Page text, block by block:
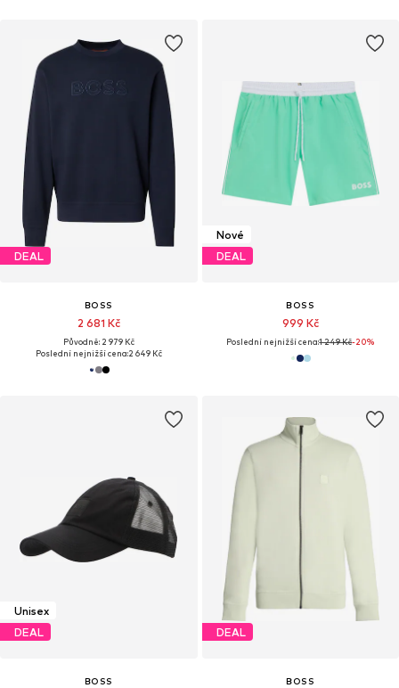
DEAL
BOSS
2 681 Kč
Původně: 2 979 Kč
Poslední nejnižší cena:2 649 Kč
Nové
DEAL
BOSS
999 Kč
Poslední nejnižší cena:1 249 Kč-20%
Unisex
DEAL
BOSS
DEAL
BOSS